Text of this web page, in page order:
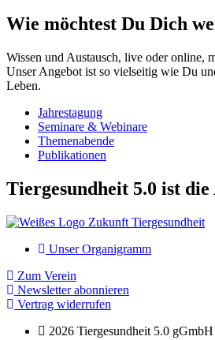
Wie möchtest Du Dich
Wissen und Austausch, live oder online,
Unser Angebot ist so vielseitig wie Du
Leben.
Jahrestagung
Seminare & Webinare
Themenabende
Publikationen
Tiergesundheit 5.0 ist die
Unser Organigramm
Zum Verein
Newsletter abonnieren
Vertrag widerrufen
2026 Tiergesundheit 5.0 gGmbH